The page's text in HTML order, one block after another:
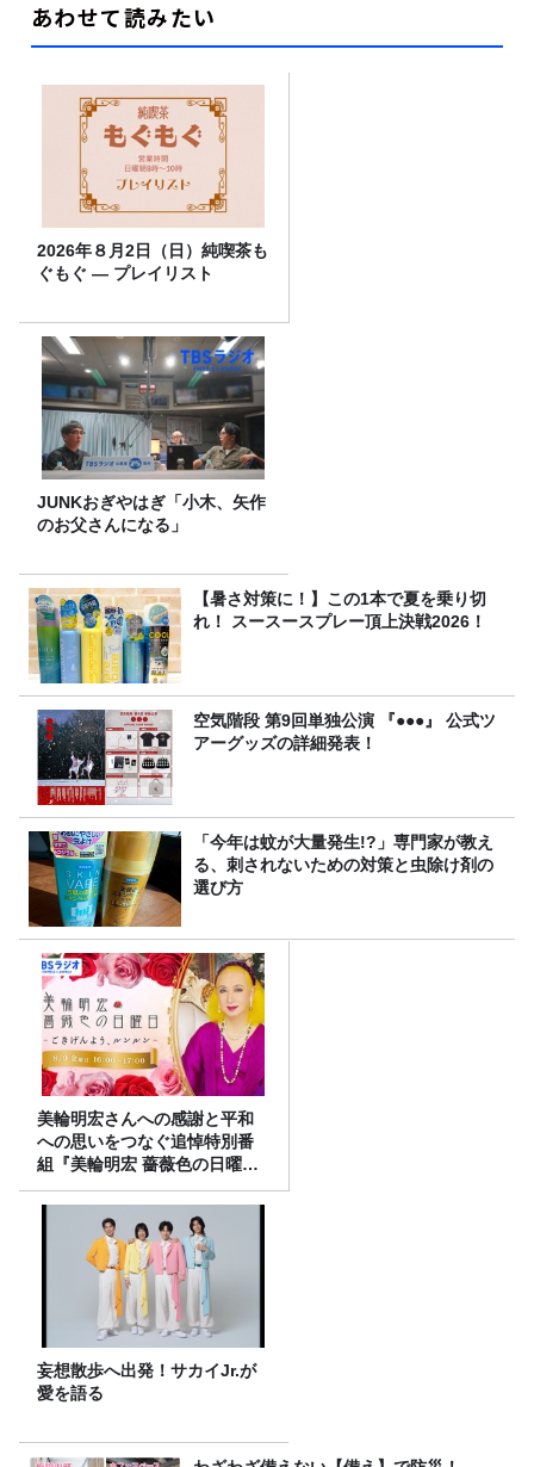
あわせて読みたい
2026年８月2日（日）純喫茶も
ぐもぐ ― プレイリスト
JUNKおぎやはぎ「小木、矢作
のお父さんになる」
【暑さ対策に！】この1本で夏を乗り切
れ！ スースースプレー頂上決戦2026！
空気階段 第9回単独公演 『●●●』 公式ツ
アーグッズの詳細発表！
「今年は蚊が大量発生!?」専門家が教え
る、刺されないための対策と虫除け剤の
選び方
美輪明宏さんへの感謝と平和
への思いをつなぐ追悼特別番
組『美輪明宏 薔薇色の日曜日
～ごきげんよう、ルンルン
～』8/9（日）16時放送
妄想散歩へ出発！サカイJr.が
愛を語る